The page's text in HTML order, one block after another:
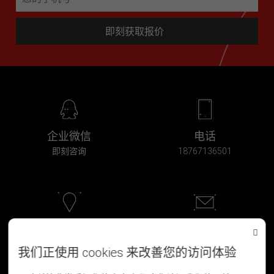
即刻获取报价
企业微信
即刻咨询
电话
18767136501
北软科创大厦2F-203 pd@hzpady.com
我们正使用 cookies 来改善您的访问体验